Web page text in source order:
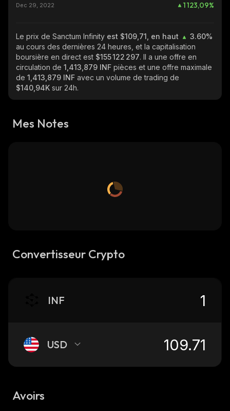
Dec 29, 2022 1 123,09%
Le prix de Sanctum Infinity est $109,71, en haut
3.60%
au cours des dernières 24 heures, et la capitalisation
boursière en direct est $155 122 297. Il a une offre en
circulation de 1,413,879 INF pièces et une offre maximale
de 1,413,879 INF avec un volume de trading de
$140,94K sur 24h.
Mes Notes
Convertisseur Crypto
INF
USD
Avoirs